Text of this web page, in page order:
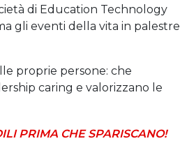
di Education Technology
gli eventi della vita in palestre
proprie persone: che
caring e valorizzano le
PRIMA CHE SPARISCANO!